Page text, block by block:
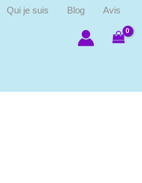
Qui je suis Blog
Avis